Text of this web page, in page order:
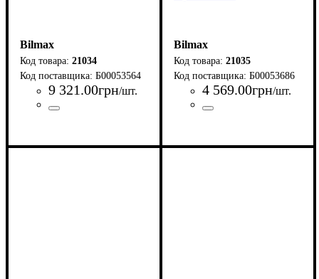
Bilmax
21034
Б00053564
9 321.00грн/шт.
Bilmax
21035
Б00053686
4 569.00грн/шт.